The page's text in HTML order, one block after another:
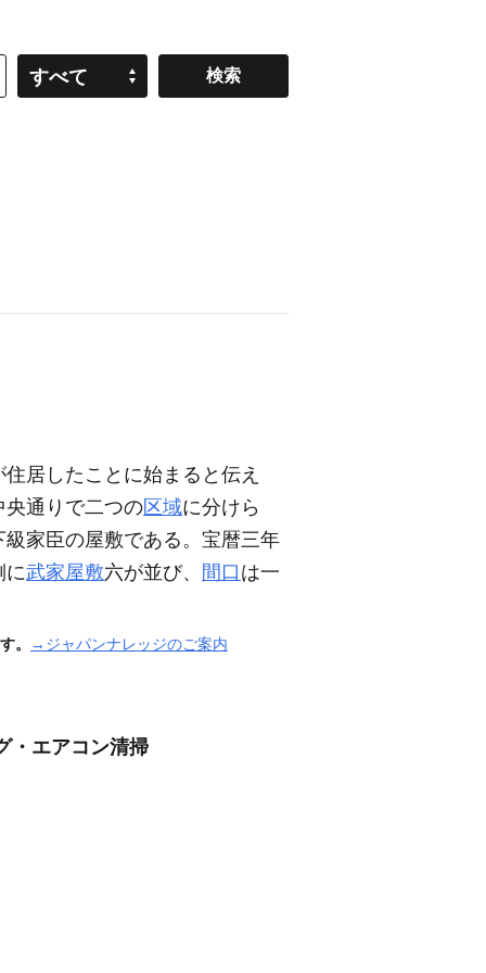
すべて
住居したことに始まると伝え
央通りで二つの区域に分けら
家臣の屋敷である。宝暦三年
に武家屋敷六が並び、 間口 は一
。 →ジャパンナレッジのご案内
・エアコン清掃